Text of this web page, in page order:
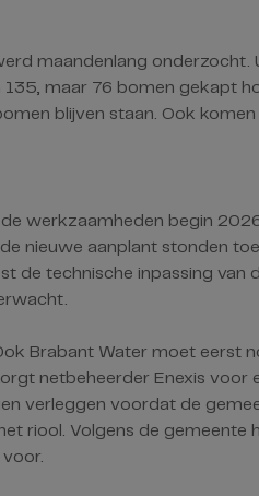
maandenlang onderzocht.
maar 76 bomen gekapt
blijven staan. Ook
werkzaamheden begin
nieuwe aanplant stonden
de technische inpassing van
Brabant Water moet eerst
netbeheerder Enexis voor
verleggen voordat de
riool. Volgens de gemeente